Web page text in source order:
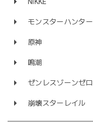
モンスターハンター
原神
鳴潮
ゼンレスゾーンゼロ
崩壊スターレイル